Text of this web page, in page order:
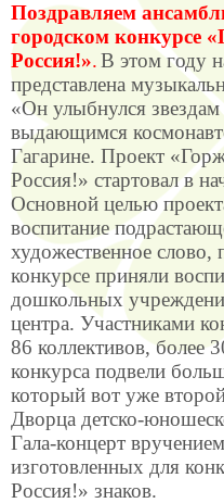
Поздравляем
городском конкурсе
Россия!».В этом году
представлена
«Он улыбнулся
выдающимся
Гагарине. Проект
Россия!» стартовал в
Основной целью
воспитание
художественное слово,
конкурсе приняли
дошкольных
центра. Участниками
86 коллективов, более
конкурса подвели
который вот уже
Дворца детско-
Гала-концерт
изготовленных для
Россия!» знаков.